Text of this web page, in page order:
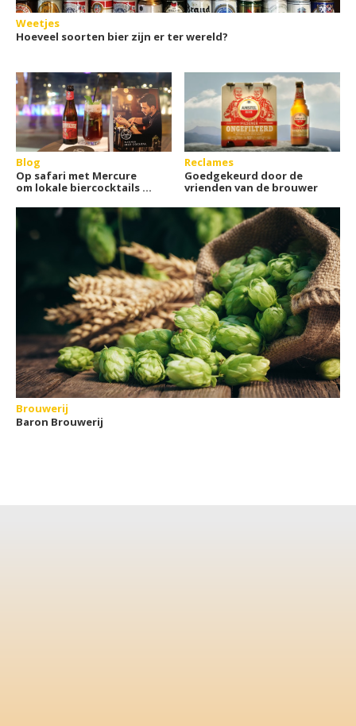
Weetjes
Hoeveel soorten bier zijn er ter wereld?
Blog
Op safari met Mercure
om lokale biercocktails te
Reclames
Goedgekeurd door de
vrienden van de brouwer
Brouwerij
Baron Brouwerij